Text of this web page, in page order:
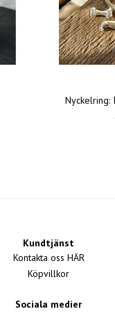
Nyckelring:
Kundtjänst
Kontakta oss HÄR
Köpvillkor
Sociala medier